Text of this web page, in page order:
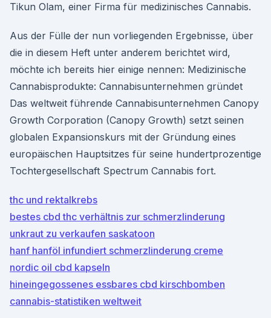
Tikun Olam, einer Firma für medizinisches Cannabis.
Aus der Fülle der nun vorliegenden Ergebnisse, über
die in diesem Heft unter anderem berichtet wird,
möchte ich bereits hier einige nennen: Medizinische
Cannabisprodukte: Cannabisunternehmen gründet
Das weltweit führende Cannabisunternehmen Canopy
Growth Corporation (Canopy Growth) setzt seinen
globalen Expansionskurs mit der Gründung eines
europäischen Hauptsitzes für seine hundertprozentige
Tochtergesellschaft Spectrum Cannabis fort.
thc und rektalkrebs
bestes cbd thc verhältnis zur schmerzlinderung
unkraut zu verkaufen saskatoon
hanf hanföl infundiert schmerzlinderung creme
nordic oil cbd kapseln
hineingegossenes essbares cbd kirschbomben
cannabis-statistiken weltweit